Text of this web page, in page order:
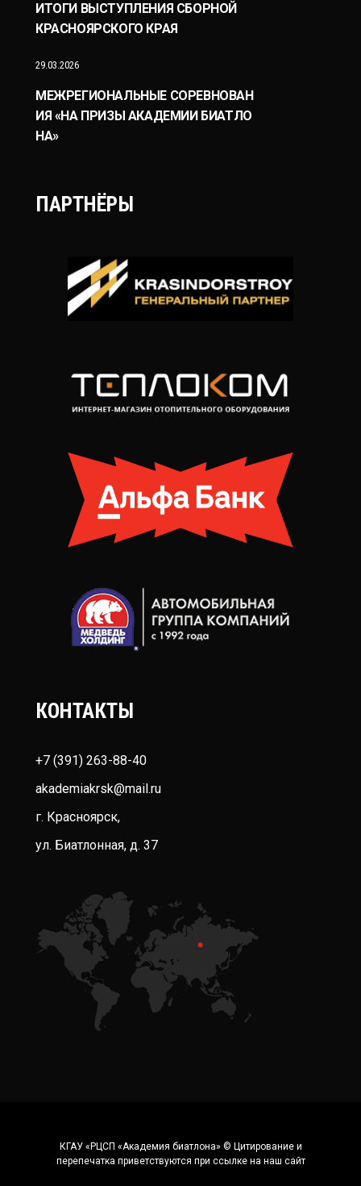
ИТОГИ ВЫСТУПЛЕНИЯ СБОРНОЙ
КРАСНОЯРСКОГО КРАЯ
29.03.2026
МЕЖРЕГИОНАЛЬНЫЕ СОРЕВНОВАН
ИЯ «НА ПРИЗЫ АКАДЕМИИ БИАТЛО
НА»
ПАРТНЁРЫ
КОНТАКТЫ
+7 (391) 263-88-40
akademiakrsk@mail.ru
г. Красноярск,
ул. Биатлонная, д. 37
КГАУ «РЦСП «Академия биатлона» © Цитирование и
перепечатка приветствуются при ссылке на наш сайт